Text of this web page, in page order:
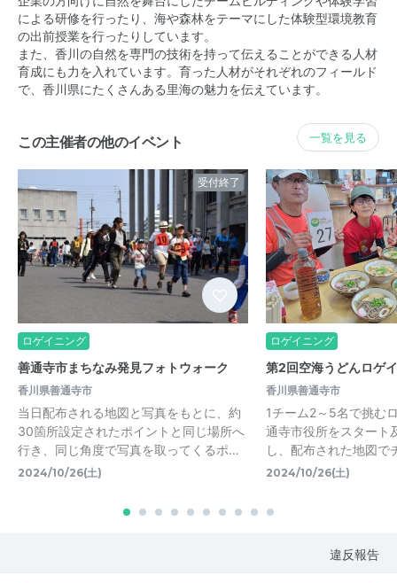
による研修を行ったり、海や森林をテーマにした体験型環境教育
の出前授業を行ったりしています。
また、香川の自然を専門の技術を持って伝えることができる人材
育成にも力を入れています。育った人材がそれぞれのフィールド
で、香川県にたくさんある里海の魅力を伝えています。
この主催者の他のイベント 一覧を見る
受付終了
ロゲイニング
善通寺市まちなみ発見フォトウォーク
香川県善通寺市
当日配布される地図と写真をもとに、約
30箇所設定されたポイントと同じ場所へ
行き、同じ角度で写真を取ってくるポ…
2024/10/26(土)
ロゲイニング
第2回空海うどんロゲ
香川県善通寺市
1チーム2～5名で挑む
通寺市役所をスタート
し、配布された地図
2024/10/26(土)
違反報告